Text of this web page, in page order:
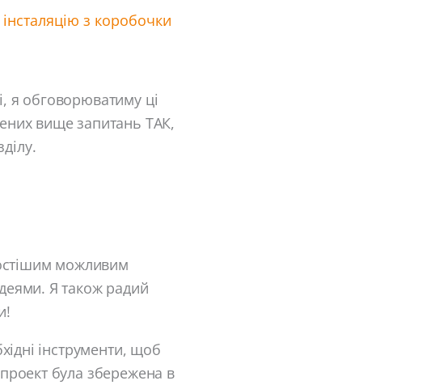
інсталяцію з коробочки
я обговорюватиму ці
вище запитань ТАК,
можливим
Я також радий
інструменти, щоб
була збережена в